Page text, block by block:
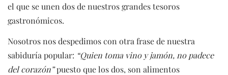
el que se unen dos de nuestros grandes tesoros
gastronómicos.
Nosotros nos despedimos con otra frase de nuestra
sabiduría popular: “Quien toma vino y jamón, no padece
del corazón”puesto que los dos, son alimentos